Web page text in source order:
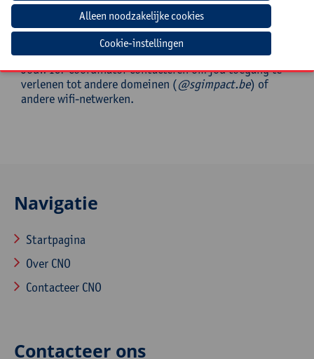
Verwachte voorbereiding door
Jouw ICT-coördinator contacteren om jou toegang te
verlenen tot andere domeinen (@sgimpact.be) of
andere wifi-netwerken.
Navigatie
Startpagina
Over CNO
Contacteer CNO
Contacteer ons
Cookie-instellingen